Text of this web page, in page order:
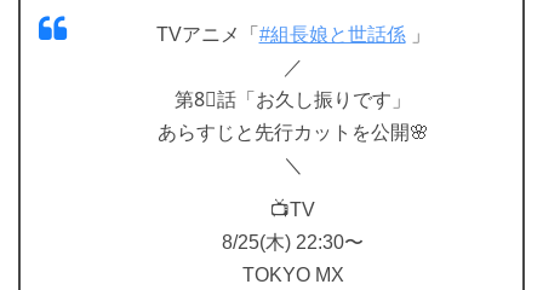
TVアニメ「 #組長娘と世話係」
／
第8⃣話「お久し振りです」
あらすじと先行カットを公開🌸
＼
📺TV
8/25(木) 22:30〜
TOKYO MX